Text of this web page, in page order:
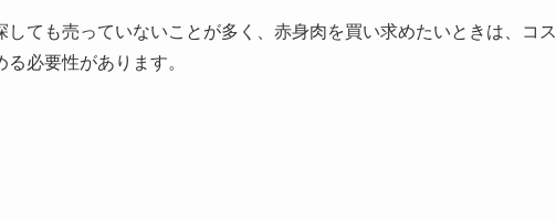
ても売っていないことが多く、赤身肉を買い求めたいときは、コス
必要性があります。